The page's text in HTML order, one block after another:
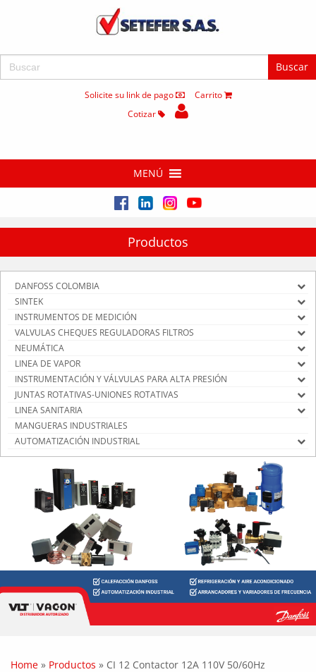
Buscar:
Solicite su link de pago
Carrito
Cotizar
MENÚ
Productos
DANFOSS COLOMBIA
SINTEK
INSTRUMENTOS DE MEDICIÓN
VALVULAS CHEQUES REGULADORAS FILTROS
NEUMÁTICA
LINEA DE VAPOR
INSTRUMENTACIÓN Y VÁLVULAS PARA ALTA PRESIÓN
JUNTAS ROTATIVAS-UNIONES ROTATIVAS
LINEA SANITARIA
MANGUERAS INDUSTRIALES
AUTOMATIZACIÓN INDUSTRIAL
Home » Productos » CI 12 Contactor 12A 110V 50/60Hz